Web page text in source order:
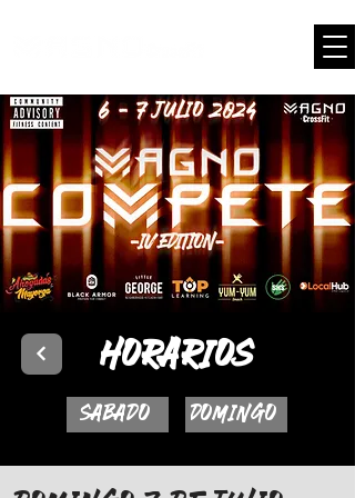
HORARIOS
SABADO DOMINGO